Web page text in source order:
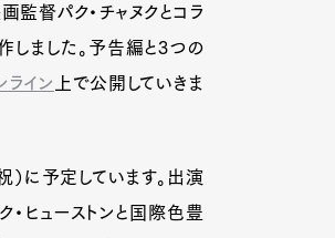
監督パク・チャヌクとコラ
しました。予告編と3つの
ライン 上で公開していきま
に予定しています。出演
ヒューストンと国際色豊